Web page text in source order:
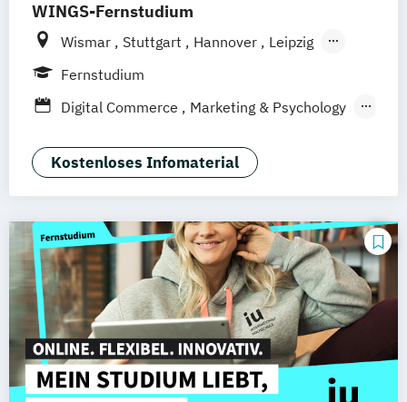
WINGS-Fernstudium
Wismar Stuttgart Hannover
Leipzig
Frankfurt am Main
Nürnberg
Fernstudium
Digital Commerce
Marketing & Psychology
Wirtschaftspsychologie
Kostenloses Infomaterial